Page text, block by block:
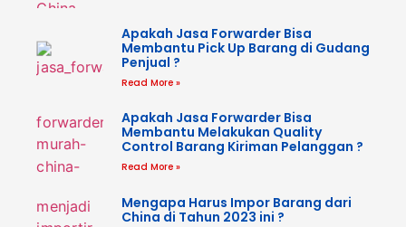
Apakah Jasa Forwarder Bisa
Membantu Pick Up Barang di Gudang
Penjual ?
Read More »
Apakah Jasa Forwarder Bisa
Membantu Melakukan Quality
Control Barang Kiriman Pelanggan ?
Read More »
Mengapa Harus Impor Barang dari
China di Tahun 2023 ini ?